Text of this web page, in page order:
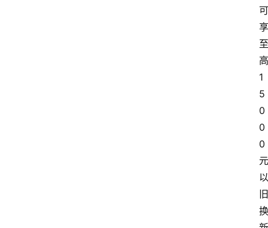
可
享
至
高
1
5
0
0
0
元
以
旧
换